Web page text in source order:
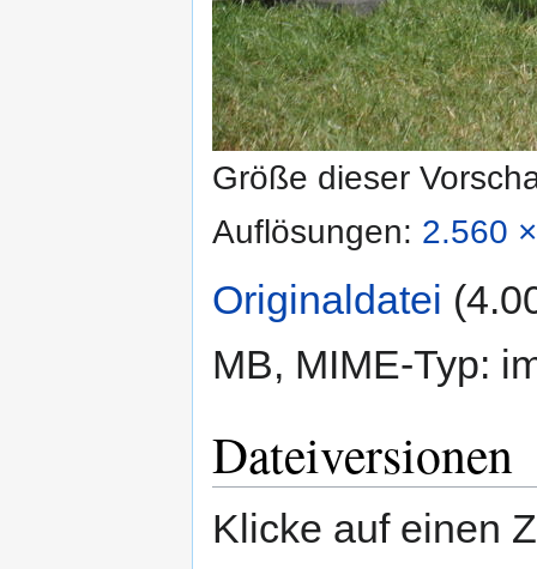
Größe dieser
Auflösungen: 2.560
Originaldatei
MB, MIME-Typ:
Dateiversionen
Klicke auf einen